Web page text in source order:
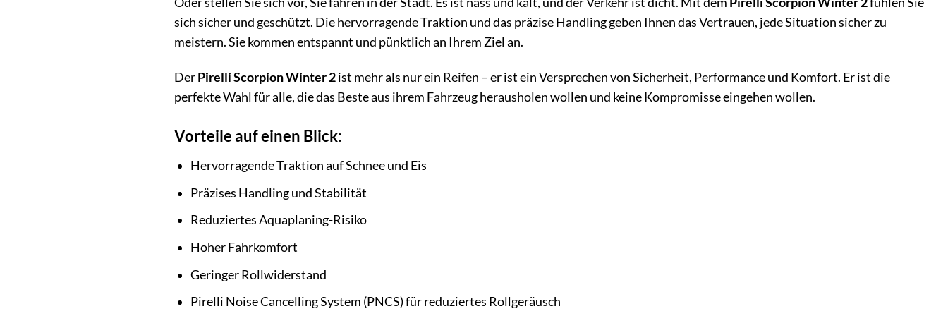
sich sicher und geschützt. Die hervorragende Traktion und das präzise Handling geben Ihnen das Vertrauen, jede Situation sicher zu
meistern. Sie kommen entspannt und pünktlich an Ihrem Ziel an.
DerPirelli Scorpion Winter 2ist mehr als nur ein Reifen – er ist ein Versprechen von Sicherheit, Performance und Komfort. Er ist die
perfekte Wahl für alle, die das Beste aus ihrem Fahrzeug herausholen wollen und keine Kompromisse eingehen wollen.
Vorteile auf einen Blick:
Hervorragende Traktion auf Schnee und Eis
Präzises Handling und Stabilität
Reduziertes Aquaplaning-Risiko
Hoher Fahrkomfort
Geringer Rollwiderstand
Pirelli Noise Cancelling System (PNCS) für reduziertes Rollgeräusch